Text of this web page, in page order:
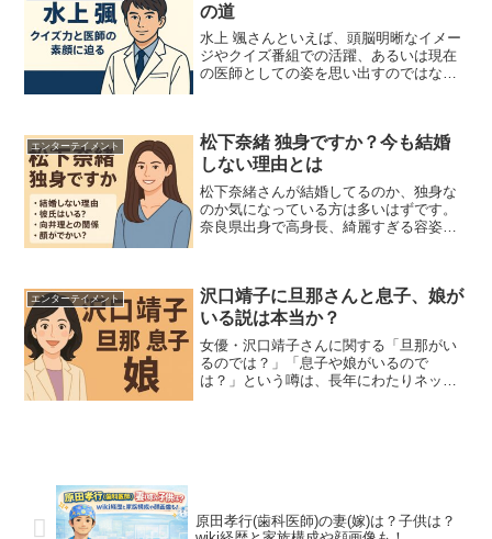
の道
水上 颯さんといえば、頭脳明晰なイメー
ジやクイズ番組での活躍、あるいは現在
の医師としての姿を思い出すのではない
その後精神科医として医...
エンターテイメント
松下奈緒 独身ですか？今も結婚
しない理由とは
松下奈緒さんが結婚してるのか、独身な
のか気になっている方は多いはずです。
奈良県出身で高身長、綺麗すぎる容姿が
がでかい」という話題まで...
エンターテイメント
沢口靖子に旦那さんと息子、娘が
いる説は本当か？
女優・沢口靖子さんに関する「旦那がい
るのでは？」「息子や娘がいるので
は？」という噂は、長年にわたりネット
原田孝行(歯科医師)の妻(嫁)は？子供は？